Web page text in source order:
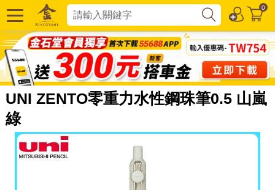
0
UNI ZENTO零重力水性鋼珠筆0.5 山嵐
綠